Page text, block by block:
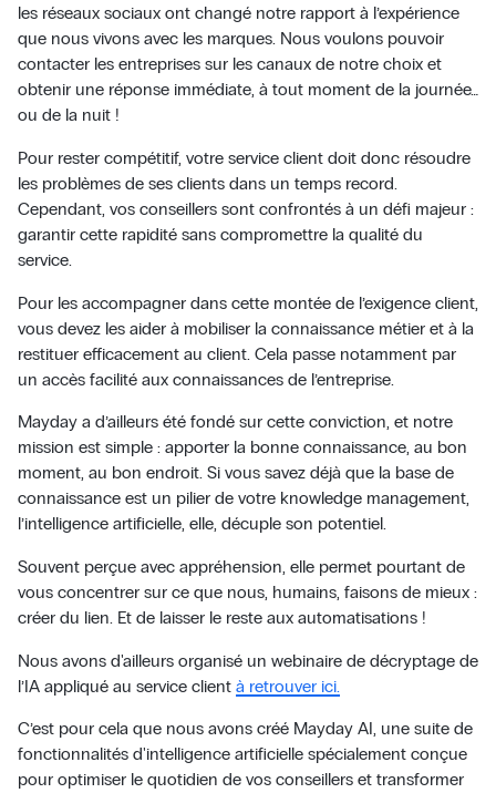
les réseaux sociaux ont changé notre rapport à l’expérience
que nous vivons avec les marques. Nous voulons pouvoir
contacter les entreprises sur les canaux de notre choix et
obtenir une réponse immédiate, à tout moment de la journée…
ou de la nuit !
Pour rester compétitif, votre service client doit donc résoudre
les problèmes de ses clients dans un temps record.
Cependant, vos conseillers sont confrontés à un défi majeur :
garantir cette rapidité sans compromettre la qualité du
service.
Pour les accompagner dans cette montée de l’exigence client,
vous devez les aider à mobiliser la connaissance métier et à la
restituer efficacement au client. Cela passe notamment par
un accès facilité aux connaissances de l’entreprise.
Mayday a d’ailleurs été fondé sur cette conviction, et notre
mission est simple : apporter la bonne connaissance, au bon
moment, au bon endroit. Si vous savez déjà que la base de
connaissance est un pilier de votre knowledge management,
l’intelligence artificielle, elle, décuple son potentiel.
Souvent perçue avec appréhension, elle permet pourtant de
vous concentrer sur ce que nous, humains, faisons de mieux :
créer du lien. Et de laisser le reste aux automatisations !
Nous avons d'ailleurs organisé un webinaire de décryptage de
l’IA appliqué au service client à retrouver ici.
C’est pour cela que nous avons créé Mayday AI, une suite de
fonctionnalités d'intelligence artificielle spécialement conçue
pour optimiser le quotidien de vos conseillers et transformer